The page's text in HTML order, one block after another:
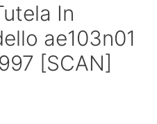
In
ae103n01
[SCAN]